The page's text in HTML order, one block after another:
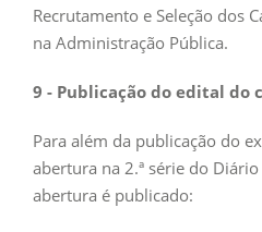
Recrutamento e Seleção dos
na Administração Pública.
9 - Publicação do edital do
Para além da publicação do
abertura na 2.ª série do
abertura é publicado: